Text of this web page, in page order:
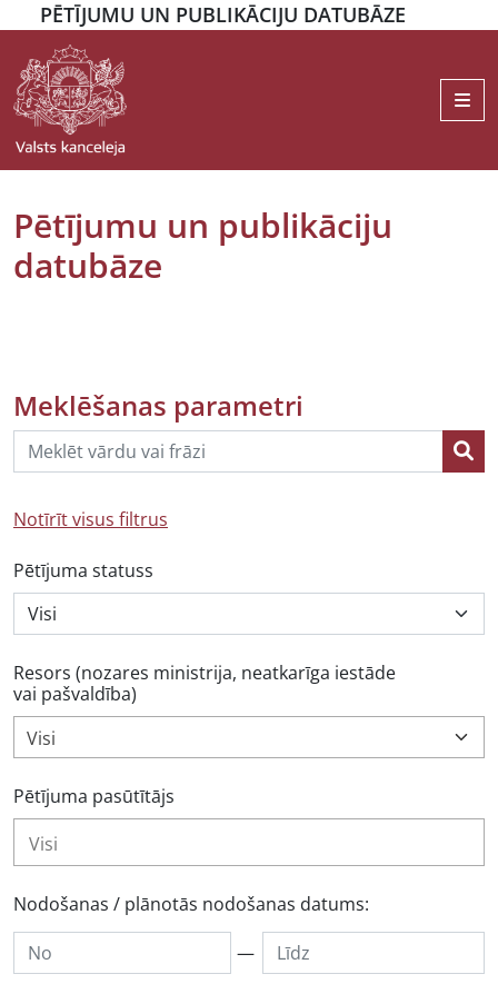
PĒTĪJUMU UN PUBLIKĀCIJU DATUBĀZE
Pētījumu un publikāciju
datubāze
Meklēšanas parametri
Notīrīt visus filtrus
Pētījuma statuss
Resors (nozares ministrija, neatkarīga iestāde
vai pašvaldība)
Visi
Pētījuma pasūtītājs
Nodošanas / plānotās nodošanas datums:
—